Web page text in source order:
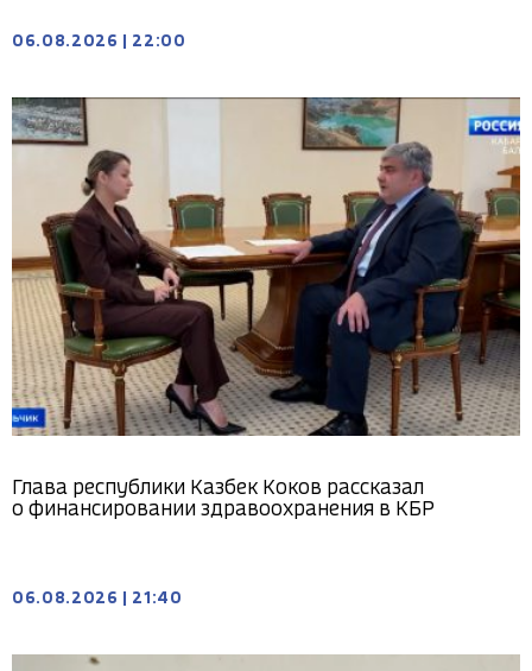
06.08.2026 22:00
Глава республики Казбек Коков рассказал
о финансировании здравоохранения в КБР
06.08.2026 21:40